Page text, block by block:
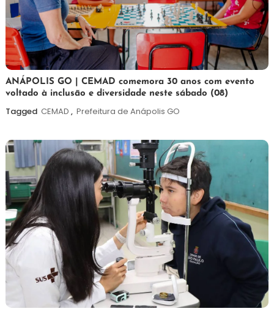
7
de
agosto
Maurilio
ANÁPOLIS GO | CEMAD comemora 30 anos com evento
voltado à inclusão e diversidade neste sábado (08)
Tagged CEMAD , Prefeitura de Anápolis GO